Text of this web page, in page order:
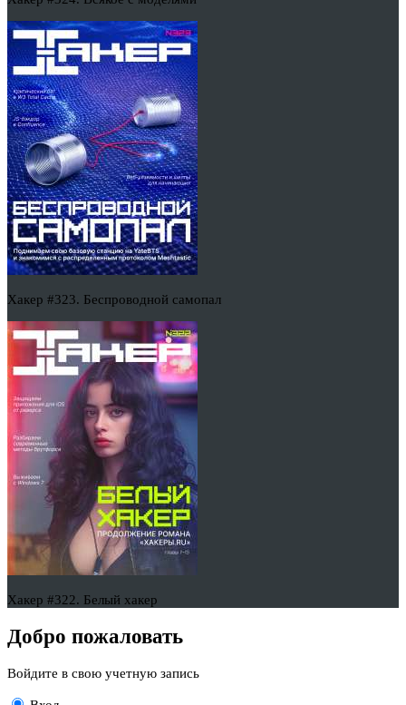
Хакер #323. Беспроводной самопал
Хакер #322. Белый хакер
Добро пожаловать
Войдите в свою учетную запись